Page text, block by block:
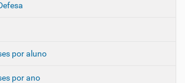
por aluno
por ano